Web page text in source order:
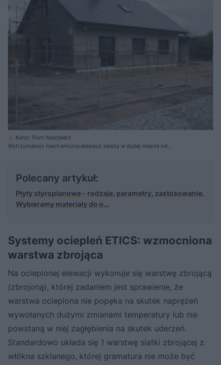
Autor: Piotr Mastalerz
Wytrzymałośc mechaniczna elewacji zależy w dużej mierze od
Polecany artykuł:
Płyty styropianowe - rodzaje, parametry, zastosowanie.
Wybieramy materiały do o…
Systemy ociepleń ETICS: wzmocniona
warstwa zbrojąca
Na ocieplonej elewacji wykonuje się warstwę zbrojącą
(zbrojoną), której zadaniem jest sprawienie, że
warstwa ocieplona nie popęka na skutek naprężeń
wywołanych dużymi zmianami temperatury lub nie
powstaną w niej zagłębienia na skutek uderzeń.
Standardowo układa się 1 warstwę siatki zbrojącej z
włókna szklanego, której gramatura nie może być